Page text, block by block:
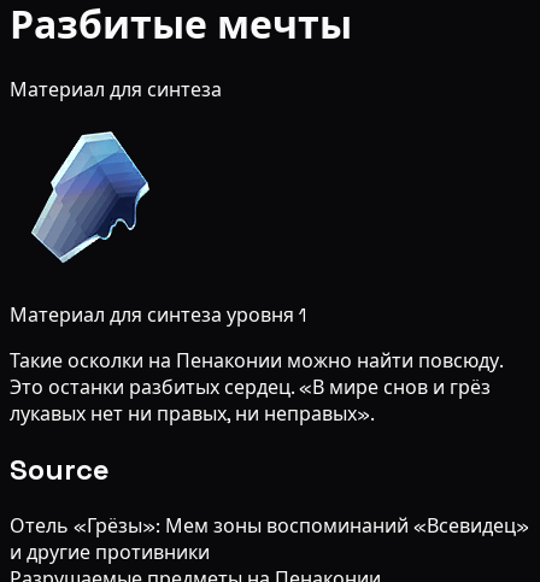
Разбитые мечты
Материал для синтеза
Материал для синтеза уровня 1
Такие осколки на Пенаконии можно найти повсюду.
Это останки разбитых сердец. «В мире снов и грёз
лукавых нет ни правых, ни неправых».
Source
Отель «Грёзы»: Мем зоны воспоминаний «Всевидец»
и другие противники